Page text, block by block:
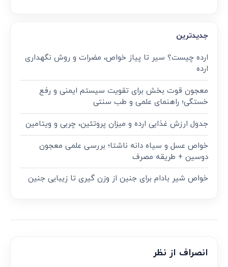
جدیدترین
ارده چیست؟ سیر تا پیاز خواص، مضرات و روش نگهداری
ارده
معجون قوت‌ بخش برای تقویت سیستم ایمنی و رفع
خستگی؛ راهنمای علمی و طب سنتی
جدول ارزش غذایی ارده و میزان پروتئین، چربی و ویتامین
خواص عسل و سیاه دانه ناشتا؛ بررسی علمی معجون
دوسین + طریقه مصرف
خواص شیر بادام برای جنین از وزن گیری تا زیبایی جنین
انصراف از نظر